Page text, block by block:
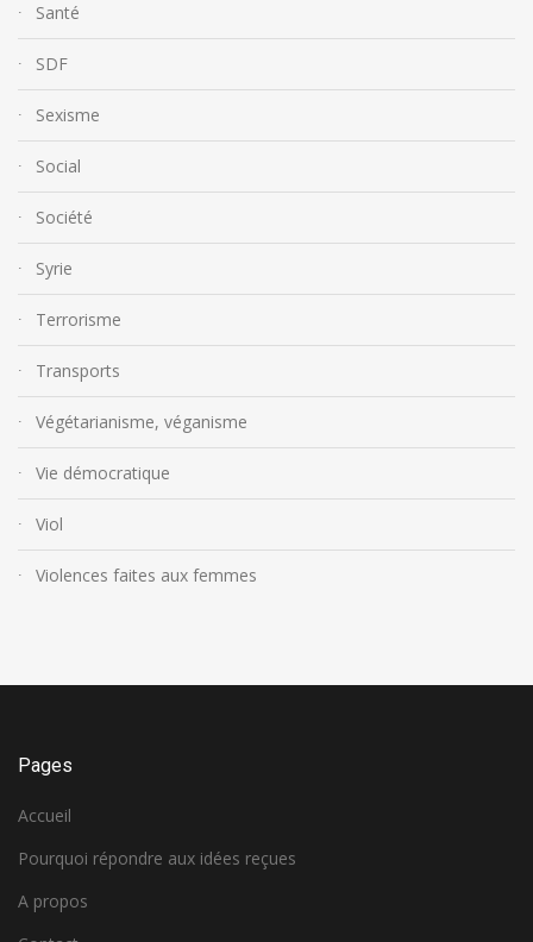
Santé
SDF
Sexisme
Social
Société
Syrie
Terrorisme
Transports
Végétarianisme, véganisme
Vie démocratique
Viol
Violences faites aux femmes
Pages
Accueil
Pourquoi répondre aux idées reçues
A propos